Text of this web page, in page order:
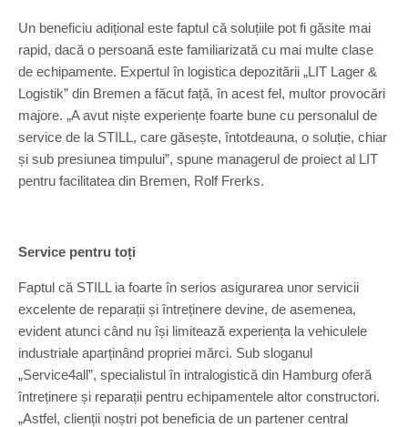
Un beneficiu adițional este faptul că soluțiile pot fi găsite mai
rapid, dacă o persoană este familiarizată cu mai multe clase
de echipamente. Expertul în logistica depozitării „LIT Lager &
Logistik” din Bremen a făcut față, în acest fel, multor provocări
majore. „A avut niște experiențe foarte bune cu personalul de
service de la STILL, care găsește, întotdeauna, o soluție, chiar
și sub presiunea timpului”, spune managerul de proiect al LIT
pentru facilitatea din Bremen, Rolf Frerks.
Service pentru toți
Faptul că STILL ia foarte în serios asigurarea unor servicii
excelente de reparații și întreținere devine, de asemenea,
evident atunci când nu își limitează experiența la vehiculele
industriale aparținând propriei mărci. Sub sloganul
„Service4all”, specialistul în intralogistică din Hamburg oferă
întreținere și reparații pentru echipamentele altor constructori.
„Astfel, clienții noștri pot beneficia de un partener central